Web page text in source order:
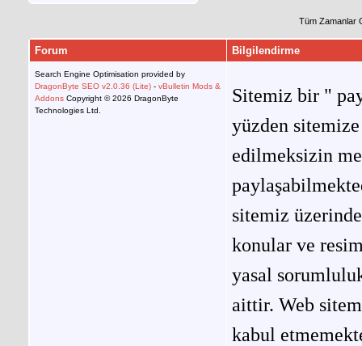
Tüm Zamanlar
Forum Bilgilendirme
Search Engine Optimisation provided by
DragonByte SEO v2.0.36 (Lite) - vBulletin Mods &
Addons Copyright © 2026 DragonByte
Technologies Ltd.
Sitemiz bir "
yüzden
edilmeksizin
sitemiz
konular ve
yasal
aittir. Web
kabul